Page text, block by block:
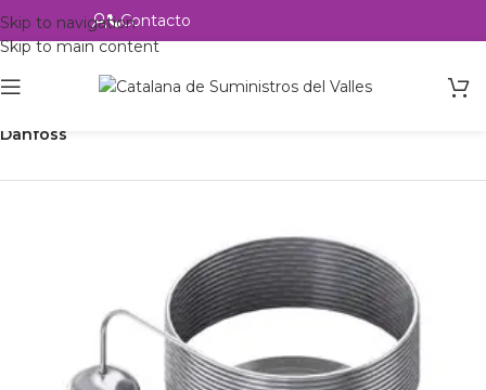
Skip to navigation
Skip to main content
Contacto
Danfoss